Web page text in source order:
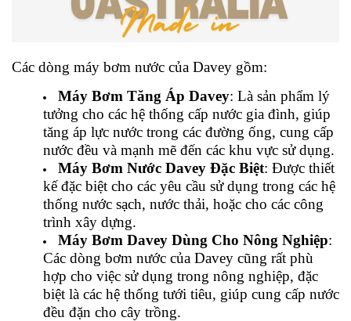
Các dòng máy bơm nước của Davey gồm:
Máy Bơm Tăng Áp Davey: Là sản phẩm lý
tưởng cho các hệ thống cấp nước gia đình, giúp
tăng áp lực nước trong các đường ống, cung cấp
nước đều và mạnh mẽ đến các khu vực sử dụng.
Máy Bơm Nước Davey Đặc Biệt: Được thiết
kế đặc biệt cho các yêu cầu sử dụng trong các hệ
thống nước sạch, nước thải, hoặc cho các công
trình xây dựng.
Máy Bơm Davey Dùng Cho Nông Nghiệp:
Các dòng bơm nước của Davey cũng rất phù
hợp cho việc sử dụng trong nông nghiệp, đặc
biệt là các hệ thống tưới tiêu, giúp cung cấp nước
đều đặn cho cây trồng.